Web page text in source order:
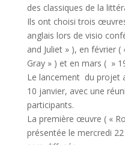
des classiques de la
Ils ont choisi trois
anglais lors de visio
and Juliet » ), en février
Gray » ) et en mars ( »
Le lancement du projet
10 janvier, avec une
participants.
La première œuvre ( «
présentée le mercredi